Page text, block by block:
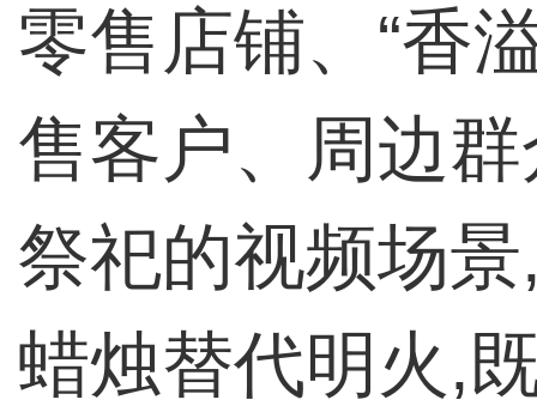
零售店铺、“香
售客户、周边
祭祀的视频场
蜡烛替代明火,